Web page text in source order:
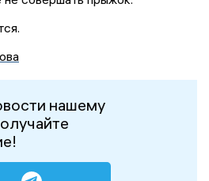
нашему